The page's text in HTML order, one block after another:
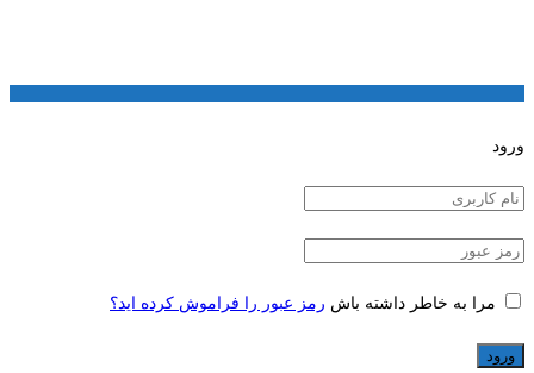
ورود
مرا به خاطر داشته باش رمز عبور را فراموش کرده اید؟